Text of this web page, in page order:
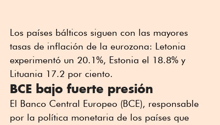
Los países bálticos siguen con las mayores
tasas de inflación de la eurozona: Letonia
experimentó un 20.1%, Estonia el 18.8% y
Lituania 17.2 por ciento.
BCE bajo fuerte presión
El Banco Central Europeo (BCE), responsable
por la política monetaria de los países que